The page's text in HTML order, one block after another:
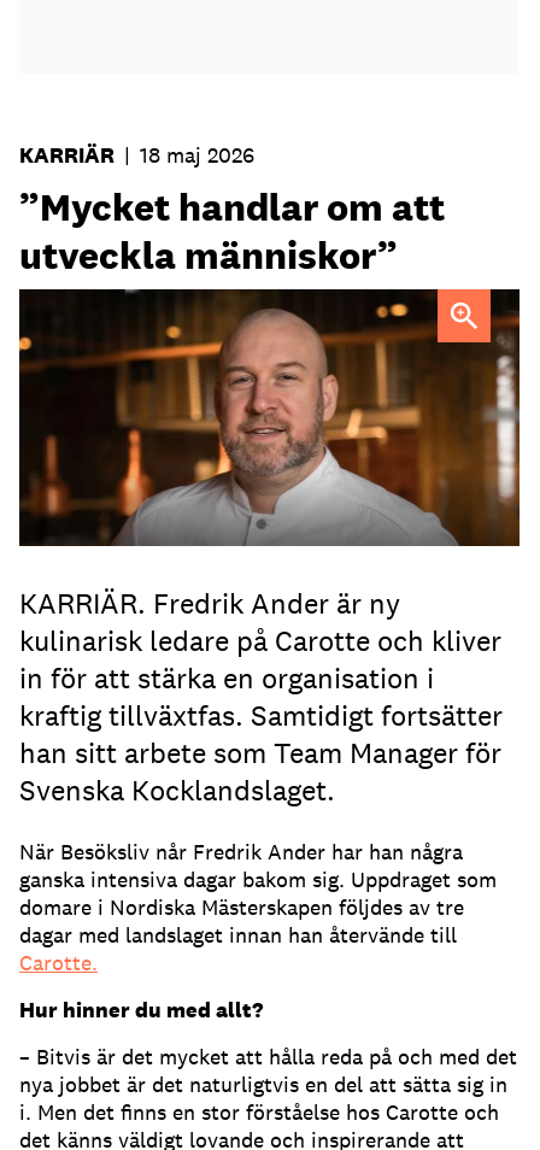
KARRIÄR | 18 maj 2026
”Mycket handlar om att
utveckla människor”
FOTO: Carotte
KARRIÄR. Fredrik Ander är ny
kulinarisk ledare på Carotte och kliver
in för att stärka en organisation i
kraftig tillväxtfas. Samtidigt fortsätter
han sitt arbete som Team Manager för
Svenska Kocklandslaget.
När Besöksliv når Fredrik Ander har han några
ganska intensiva dagar bakom sig. Uppdraget som
domare i Nordiska Mästerskapen följdes av tre
dagar med landslaget innan han återvände till
Carotte.
Hur hinner du med allt?
– Bitvis är det mycket att hålla reda på och med det
nya jobbet är det naturligtvis en del att sätta sig in
i. Men det finns en stor förståelse hos Carotte och
det känns väldigt lovande och inspirerande att